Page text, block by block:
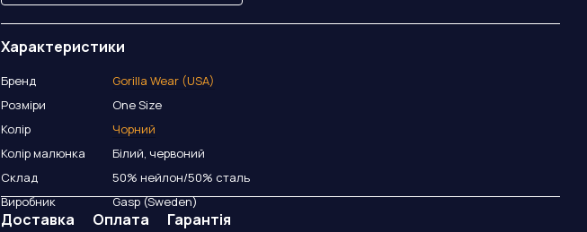
Характеристики
Бренд
Gorilla Wear (USA)
Розміри
One Size
Колір
Чорний
Колір малюнка
Білий, червоний
Склад
50% нейлон/50% сталь
Виробник
Gasp (Sweden)
Доставка Оплата Гарантія